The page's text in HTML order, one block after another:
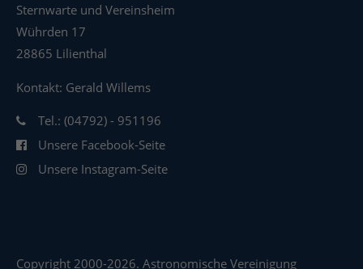
Sternwarte und Vereinsheim
Wührden 17
28865 Lilienthal
Kontakt: Gerald Willems
Tel.: (04792) - 951196
Unsere Facebook-Seite
Unsere Instagram-Seite
Copyright 2000-2026. Astronomische Vereinigung